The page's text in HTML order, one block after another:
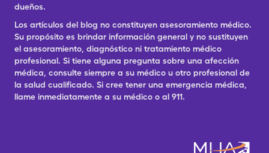
dueños.
Los artículos del blog no constituyen asesoramiento médico.
Su propósito es brindar información general y no sustituyen
el asesoramiento, diagnóstico ni tratamiento médico
profesional. Si tiene alguna pregunta sobre una afección
médica, consulte siempre a su médico u otro profesional de
la salud cualificado. Si cree tener una emergencia médica,
llame inmediatamente a su médico o al 911.